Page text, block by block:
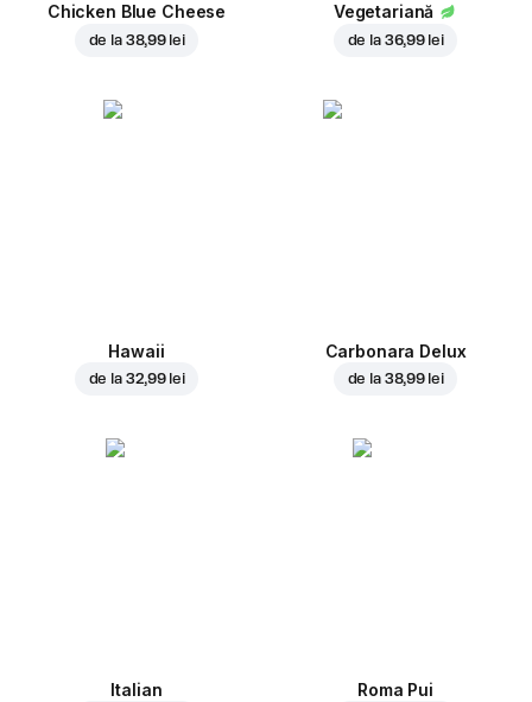
Chicken Blue Cheese
de la 38,99 lei
Vegetariană
de la 36,99 lei
Hawaii
de la 32,99 lei
Carbonara Delux
de la 38,99 lei
Italian Roma Pui